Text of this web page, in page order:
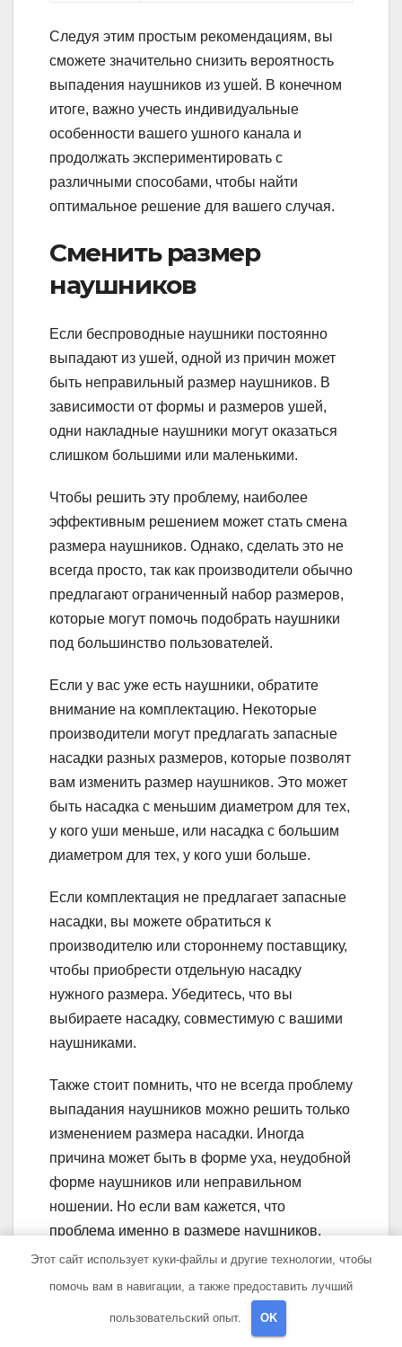
Следуя этим простым рекомендациям, вы
сможете значительно снизить вероятность
выпадения наушников из ушей. В конечном
итоге, важно учесть индивидуальные
особенности вашего ушного канала и
продолжать экспериментировать с
различными способами, чтобы найти
оптимальное решение для вашего случая.
Сменить размер
наушников
Если беспроводные наушники постоянно
выпадают из ушей, одной из причин может
быть неправильный размер наушников. В
зависимости от формы и размеров ушей,
одни накладные наушники могут оказаться
слишком большими или маленькими.
Чтобы решить эту проблему, наиболее
эффективным решением может стать смена
размера наушников. Однако, сделать это не
всегда просто, так как производители обычно
предлагают ограниченный набор размеров,
которые могут помочь подобрать наушники
под большинство пользователей.
Если у вас уже есть наушники, обратите
внимание на комплектацию. Некоторые
производители могут предлагать запасные
насадки разных размеров, которые позволят
вам изменить размер наушников. Это может
быть насадка с меньшим диаметром для тех,
у кого уши меньше, или насадка с большим
диаметром для тех, у кого уши больше.
Если комплектация не предлагает запасные
насадки, вы можете обратиться к
производителю или стороннему поставщику,
чтобы приобрести отдельную насадку
нужного размера. Убедитесь, что вы
выбираете насадку, совместимую с вашими
наушниками.
Также стоит помнить, что не всегда проблему
выпадания наушников можно решить только
изменением размера насадки. Иногда
причина может быть в форме уха, неудобной
форме наушников или неправильном
ношении. Но если вам кажется, что
проблема именно в размере наушников,
попробуйте сменить насадку и оцените
Использовать
Этот сайт использует куки-файлы и другие технологии, чтобы
помочь вам в навигации, а также предоставить лучший
пользовательский опыт. OK